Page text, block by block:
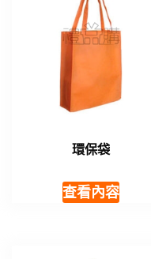
環保袋
查看內容